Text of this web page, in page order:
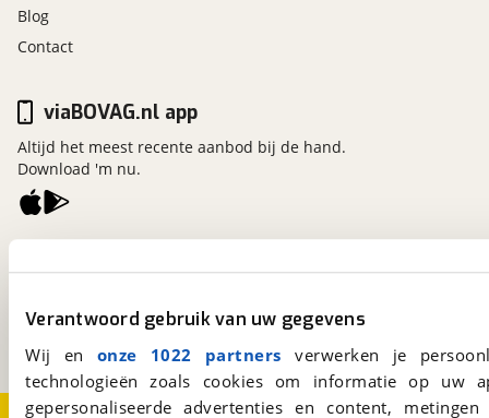
Verantwoord gebruik van uw gegevens
Wij en onze 1022 partners verwerken je
technologieën zoals cookies om informatie op
gepersonaliseerde advertenties en content,
Blog
Contact
Een initiatief van
viaBOVAG.nl app
Altijd het meest recente aanbod bij de hand.
Download 'm nu.